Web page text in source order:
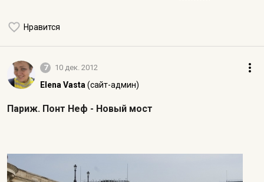
Нравится
7 10 дек. 2012
Elena Vasta (сайт-админ)
Париж. Понт Неф - Новый мост